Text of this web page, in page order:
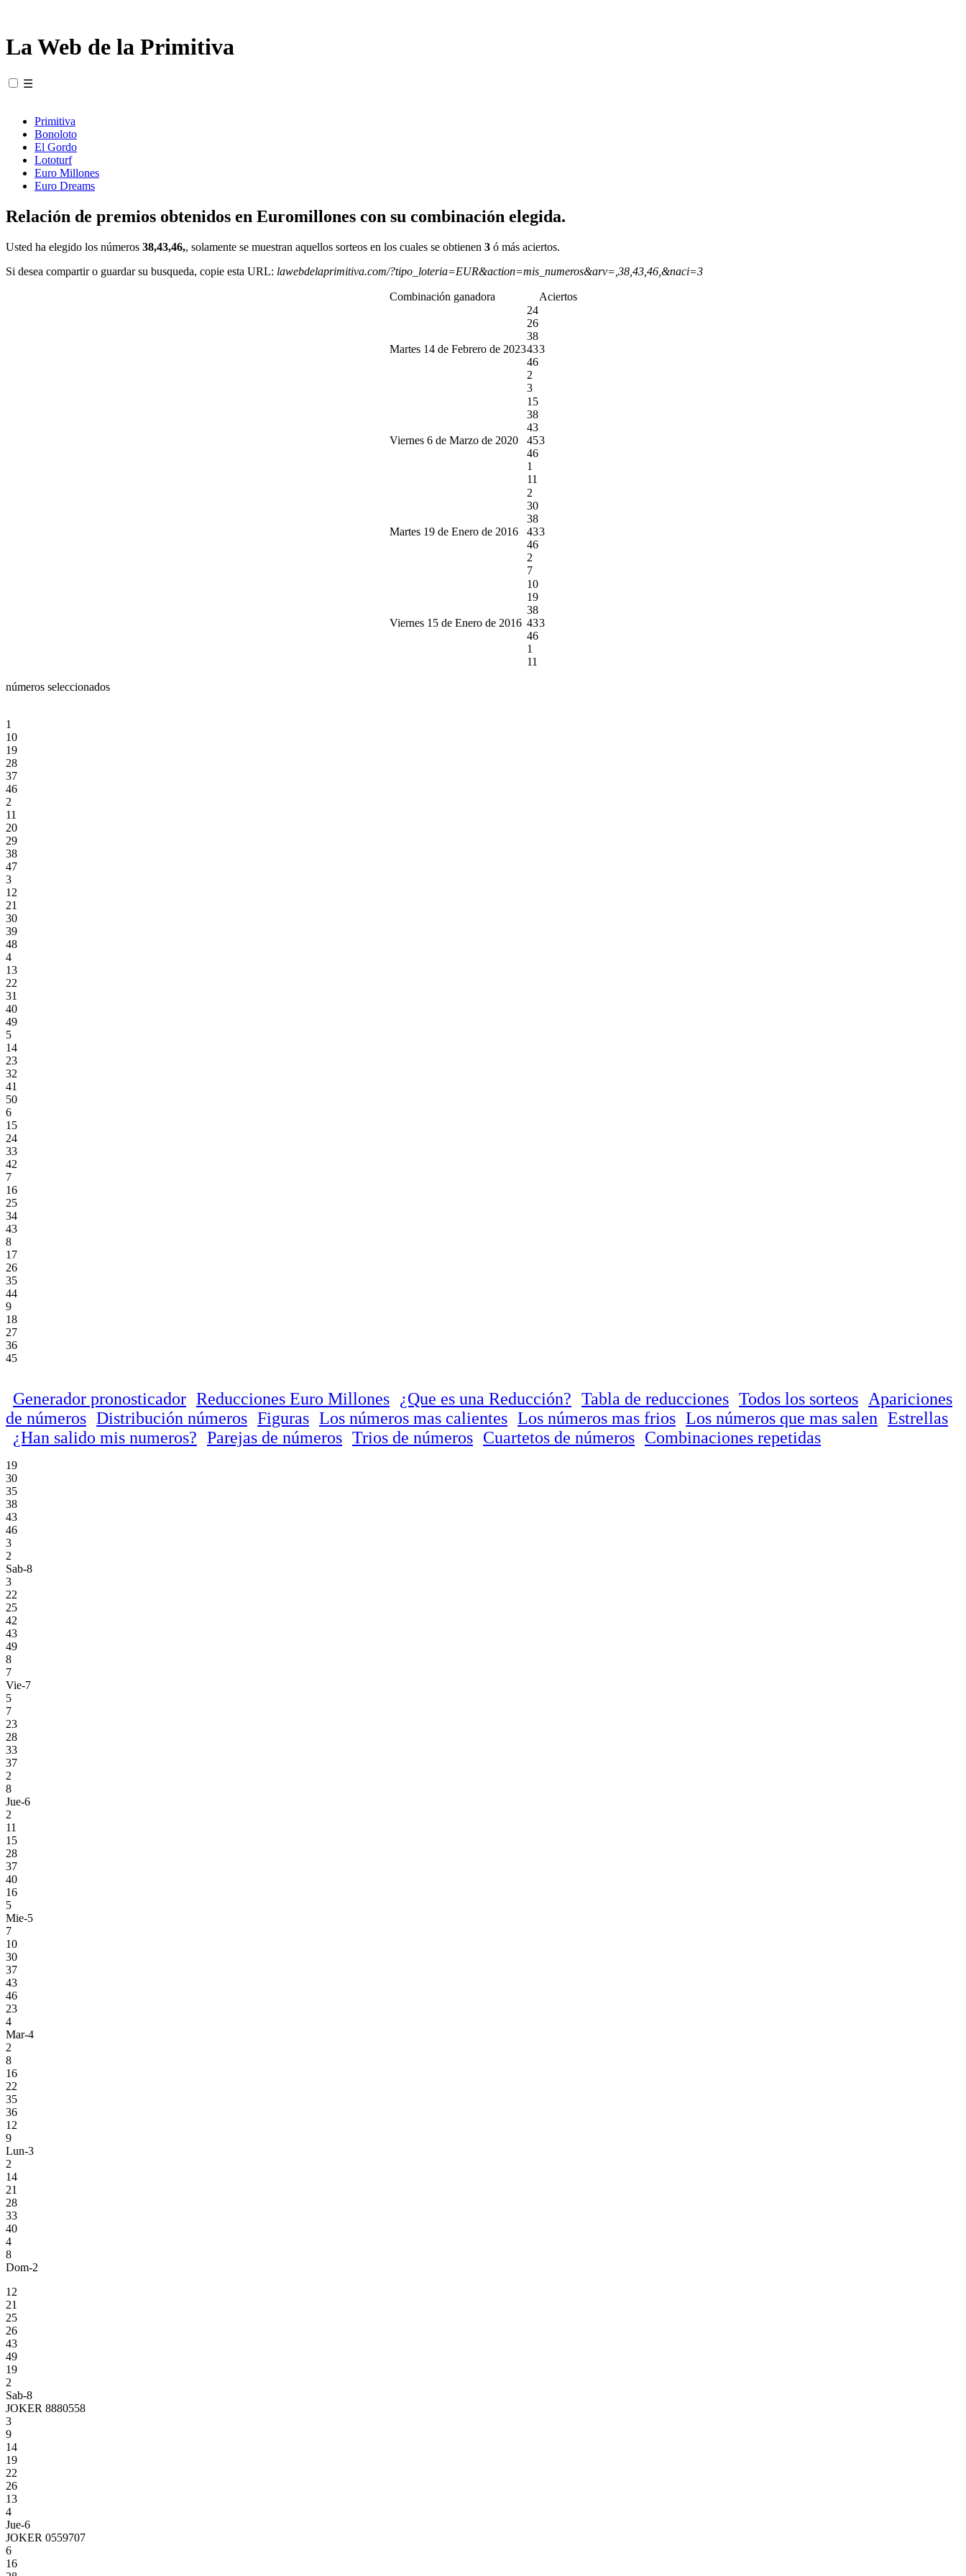
La Web de la Primitiva
☰
Primitiva
Bonoloto
El Gordo
Lototurf
Euro Millones
Euro Dreams
Relación de premios obtenidos en Euromillones con su combinación elegida.
Usted ha elegido los números 38,43,46,, solamente se muestran aquellos sorteos en los cuales se obtienen 3 ó más aciertos.
Si desea compartir o guardar su busqueda, copie esta URL: lawebdelaprimitiva.com/?tipo_loteria=EUR&action=mis_numeros&arv=,38,43,46,&naci=3
Combinación ganadora Aciertos
Martes 14 de Febrero de 2023
24
26
38
43
46
2
3
3
Viernes 6 de Marzo de 2020
15
38
43
45
46
1
11
3
Martes 19 de Enero de 2016
2
30
38
43
46
2
7
3
Viernes 15 de Enero de 2016
10
19
38
43
46
1
11
3
números seleccionados
1
10
19
28
37
46
2
11
20
29
38
47
3
12
21
30
39
48
4
13
22
31
40
49
5
14
23
32
41
50
6
15
24
33
42
7
16
25
34
43
8
17
26
35
44
9
18
27
36
45
Generador pronosticador Reducciones Euro Millones ¿Que es una Reducción? Tabla de reducciones Todos los sorteos
Apariciones
de números Distribución números Figuras Los números mas calientes Los números mas frios Los números que mas salen Estrellas
¿Han salido mis numeros? Parejas de números Trios de números Cuartetos de números Combinaciones repetidas
19
30
35
38
43
46
3
2
Sab-8
3
22
25
42
43
49
8
7
Vie-7
5
7
23
28
33
37
2
8
Jue-6
2
11
15
28
37
40
16
5
Mie-5
7
10
30
37
43
46
23
4
Mar-4
2
8
16
22
35
36
12
9
Lun-3
2
14
21
28
33
40
4
8
Dom-2
12
21
25
26
43
49
19
2
Sab-8
JOKER 8880558
3
9
14
19
22
26
13
4
Jue-6
JOKER 0559707
6
16